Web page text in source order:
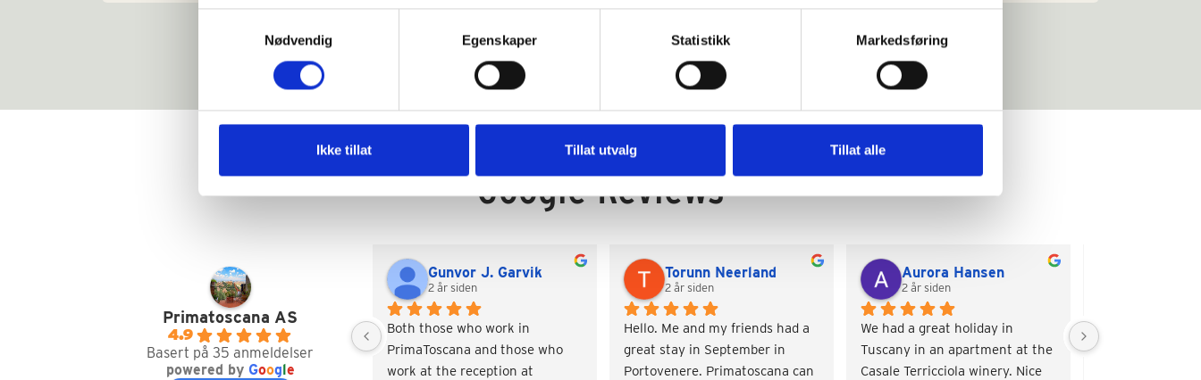
Nødvendig
Egenskaper Statistikk Markedsføring
Ikke tillat Tillat utvalg Tillat alle
Google Reviews
Primatoscana AS
4.9
Basert på 35 anmeldelser
powered by Google
Gunvor J. Garvik
2 år siden
Both those who work in
PrimaToscana and those who
work at the reception at
Torunn Neerland
2 år siden
Hello. Me and my friends had a
great stay in September in
Portovenere. Primatoscana can
Aurora Hansen
2 år siden
We had a great holiday in
Tuscany in an apartment at the
Casale Terricciola winery. Nice
Very charming